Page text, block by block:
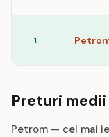
1
Preturi
Petrom — cel mai